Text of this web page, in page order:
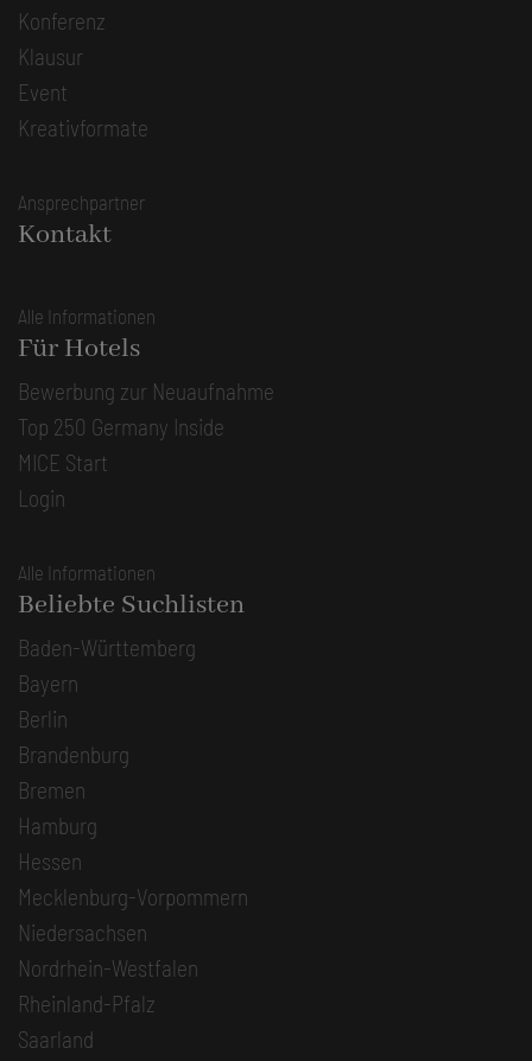
Konferenz
Klausur
Event
Kreativformate
Ansprechpartner
Kontakt
Alle Informationen
Für Hotels
Bewerbung zur Neuaufnahme
Top 250 Germany Inside
MICE Start
Login
Alle Informationen
Beliebte Suchlisten
Baden-Württemberg
Bayern
Berlin
Brandenburg
Bremen
Hamburg
Hessen
Mecklenburg-Vorpommern
Niedersachsen
Nordrhein-Westfalen
Rheinland-Pfalz
Saarland